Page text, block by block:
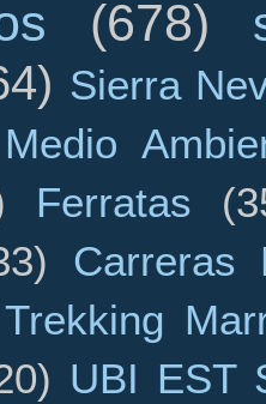
(678)
Sierra
Ferratas
Carreras
UBI EST